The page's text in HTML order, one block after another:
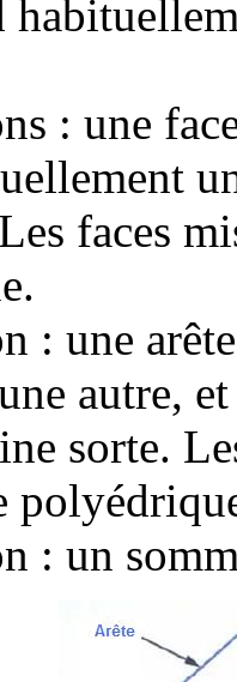
: une
faces
: une
autre,
sorte.
: un